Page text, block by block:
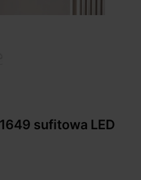
sufitowa LED